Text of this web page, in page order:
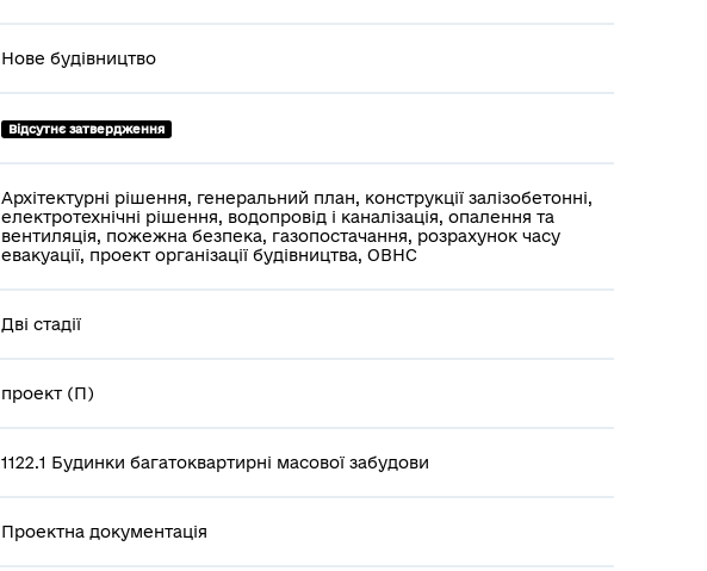
Нове будівництво
Відсутнє затвердження
Архітектурні рішення, генеральний план, конструкції залізобетонні,
електротехнічні рішення, водопровід і каналізація, опалення та
вентиляція, пожежна безпека, газопостачання, розрахунок часу
евакуації, проект організації будівництва, ОВНС
Дві стадії
проект (П)
1122.1 Будинки багатоквартирні масової забудови
Проектна документація